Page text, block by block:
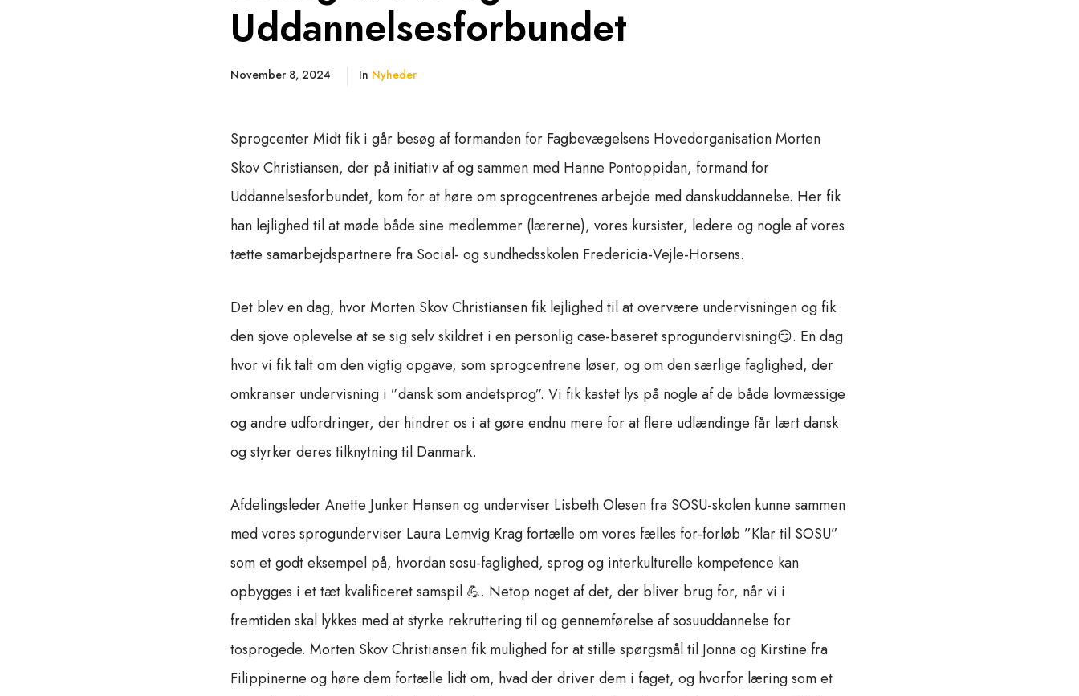
Uddannelsesforbundet
November 8, 2024 In Nyheder
Sprogcenter Midt fik i går besøg af formanden for Fagbevægelsens Hovedorganisation Morten
Skov Christiansen, der på initiativ af og sammen med Hanne Pontoppidan, formand for
Uddannelsesforbundet, kom for at høre om sprogcentrenes arbejde med danskuddannelse. Her fik
han lejlighed til at møde både sine medlemmer (lærerne), vores kursister, ledere og nogle af vores
tætte samarbejdspartnere fra Social- og sundhedsskolen Fredericia-Vejle-Horsens.
Det blev en dag, hvor Morten Skov Christiansen fik lejlighed til at overvære undervisningen og fik
den sjove oplevelse at se sig selv skildret i en personlig case-baseret sprogundervisning😏. En dag
hvor vi fik talt om den vigtig opgave, som sprogcentrene løser, og om den særlige faglighed, der
omkranser undervisning i ”dansk som andetsprog”. Vi fik kastet lys på nogle af de både lovmæssige
og andre udfordringer, der hindrer os i at gøre endnu mere for at flere udlændinge får lært dansk
og styrker deres tilknytning til Danmark.
Afdelingsleder Anette Junker Hansen og underviser Lisbeth Olesen fra SOSU-skolen kunne sammen
med vores sprogunderviser Laura Lemvig Krag fortælle om vores fælles for-forløb ”Klar til SOSU”
som et godt eksempel på, hvordan sosu-faglighed, sprog og interkulturelle kompetence kan
opbygges i et tæt kvalificeret samspil 💪. Netop noget af det, der bliver brug for, når vi i
fremtiden skal lykkes med at styrke rekruttering til og gennemførelse af sosuuddannelse for
tosprogede. Morten Skov Christiansen fik mulighed for at stille spørgsmål til Jonna og Kirstine fra
Filippinerne og høre dem fortælle lidt om, hvad der driver dem i faget, og hvorfor læring som et